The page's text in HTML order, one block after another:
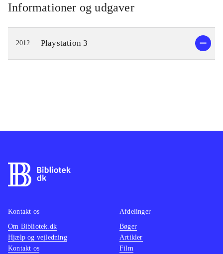
Informationer og udgaver
2012 Playstation 3
Kontakt os
Om Bibliotek.dk
Hjælp og vejledning
Kontakt os
Afdelinger
Bøger
Artikler
Film